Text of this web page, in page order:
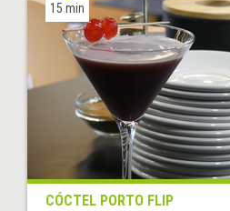
15 min
CÓCTEL PORTO FLIP